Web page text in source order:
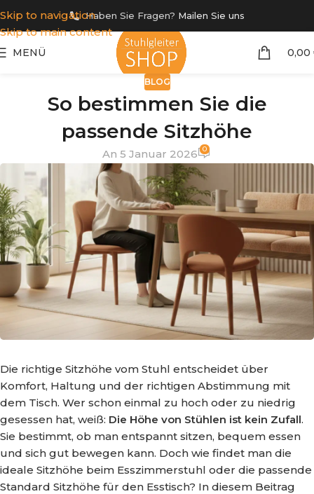
Skip to navigation
Skip to main content
Haben Sie Fragen? Mailen Sie uns
MENÜ 0,00
BLOG
So bestimmen Sie die
passende Sitzhöhe
An 5 Januar 2026 0
Die richtige Sitzhöhe vom Stuhl entscheidet über
Komfort, Haltung und der richtigen Abstimmung mit
dem Tisch. Wer schon einmal zu hoch oder zu niedrig
gesessen hat, weiß: Die Höhe von Stühlen ist kein Zufall.
Sie bestimmt, ob man entspannt sitzen, bequem essen
und sich gut bewegen kann. Doch wie findet man die
ideale Sitzhöhe beim Esszimmerstuhl oder die passende
Standard Sitzhöhe für den Esstisch? In diesem Beitrag